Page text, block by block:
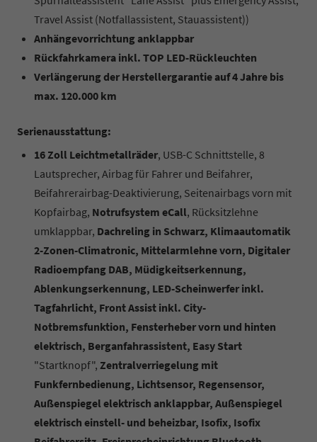
Travel Assist (Notfallassistent, Stauassistent))
Anhängevorrichtung anklappbar
Rückfahrkamera inkl. TOP LED-Rückleuchten
Verlängerung der Herstellergarantie auf 4 Jahre bis
max. 120.000 km
Serienausstattung:
16 Zoll Leichtmetallräder, USB-C Schnittstelle, 8
Lautsprecher, Airbag für Fahrer und Beifahrer,
Beifahrerairbag-Deaktivierung, Seitenairbags vorn mit
Kopfairbag, Notrufsystem eCall, Rücksitzlehne
umklappbar, Dachreling in Schwarz, Klimaautomatik
2-Zonen-Climatronic, Mittelarmlehne vorn, Digitaler
Radioempfang DAB, Müdigkeitserkennung,
Ablenkungserkennung, LED-Scheinwerfer inkl.
Tagfahrlicht, Front Assist inkl. City-
Notbremsfunktion, Fensterheber vorn und hinten
elektrisch, Berganfahrassistent, Easy Start
"Startknopf", Zentralverriegelung mit
Funkfernbedienung, Lichtsensor, Regensensor,
Außenspiegel elektrisch anklappbar, Außenspiegel
elektrisch einstell- und beheizbar, Isofix, Isofix